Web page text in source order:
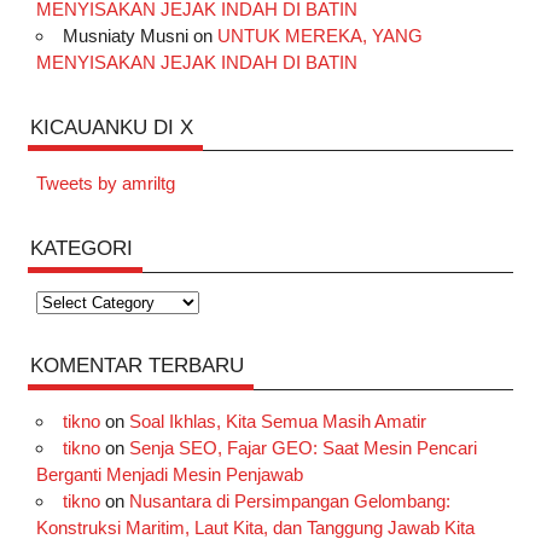
MENYISAKAN JEJAK INDAH DI BATIN
Musniaty Musnion UNTUK MEREKA, YANG
MENYISAKAN JEJAK INDAH DI BATIN
KICAUANKU DI X
Tweets by amriltg
KATEGORI
Kategori
KOMENTAR TERBARU
tiknoon Soal Ikhlas, Kita Semua Masih Amatir
tiknoon Senja SEO, Fajar GEO: Saat Mesin Pencari
Berganti Menjadi Mesin Penjawab
tiknoon Nusantara di Persimpangan Gelombang:
Konstruksi Maritim, Laut Kita, dan Tanggung Jawab Kita